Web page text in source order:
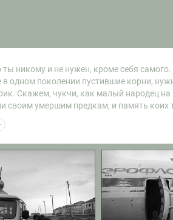
никому и не нужен, кроме себя
поколении пустившие корни,
Скажем, чукчи, как малый народец на
своим умершим предкам, и память коих
и безнадёжно редкого
себе. И всё-таки основная и наиболее
и родственники, знакомые и
полувековых
пустыри. Но там, где горит свет, там
никому не нужен — они все, без
сопки и далёкий каменистый
с морзверобоем, старым